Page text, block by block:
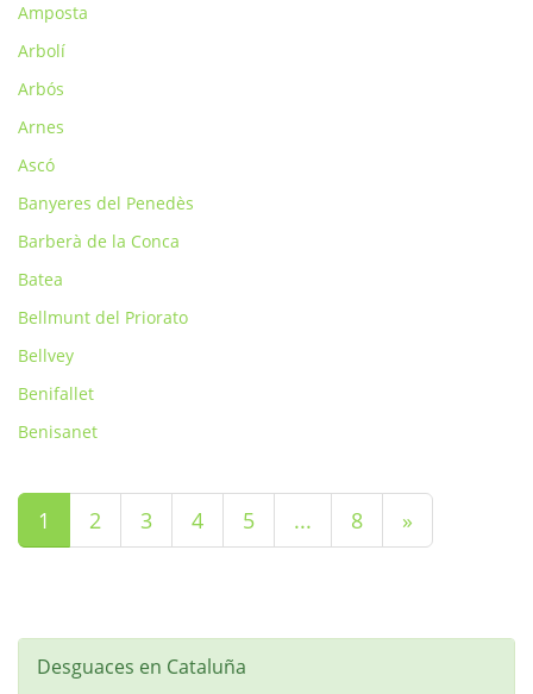
Amposta
Arbolí
Arbós
Arnes
Ascó
Banyeres del Penedès
Barberà de la Conca
Batea
Bellmunt del Priorato
Bellvey
Benifallet
Benisanet
1 (current)
2 3 4 5 ... 8 »
Desguaces en Cataluña